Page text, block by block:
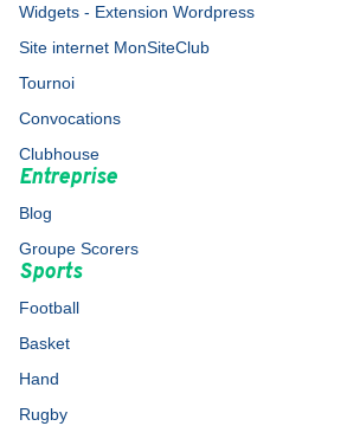
Widgets - Extension Wordpress
Site internet MonSiteClub
Tournoi
Convocations
Clubhouse
Entreprise
Blog
Groupe Scorers
Sports
Football
Basket
Hand
Rugby